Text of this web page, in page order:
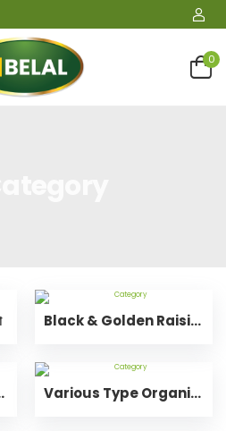
0
Black & Golden Raisin-কালো ও গোল্ডেন কিসমিস
fig-ত্বীনফল Various Type Organic Powder-বিভিন্ন প্রকার অর্গানিক পাউডার